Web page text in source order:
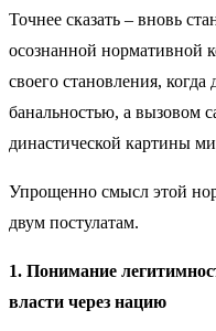
Точнее сказать – вновь
осознанной нормативной
своего становления,
банальностью, а вызовом
династической картины
Упрощенно смысл этой
двум постулатам.
1. Понимание
власти через нацию